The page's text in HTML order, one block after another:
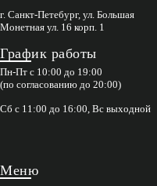
г. Санкт-Петебург, ул. Большая
Монетная ул. 16 корп. 1
График работы
Пн-Пт с 10:00 до 19:00
(по согласованию до 20:00)
Сб с 11:00 до 16:00, Вс выходной
Меню